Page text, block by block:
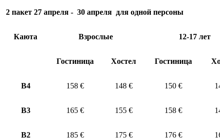
2 пакет 27 апреля - 30 апреля для одной персоны
Каюта Взрослые 12-17 лет
Гостиница Хостел Гостиница
B4 158 € 148 € 150 €
В3 165 € 155 € 158 €
В2 185 € 175 € 176 €